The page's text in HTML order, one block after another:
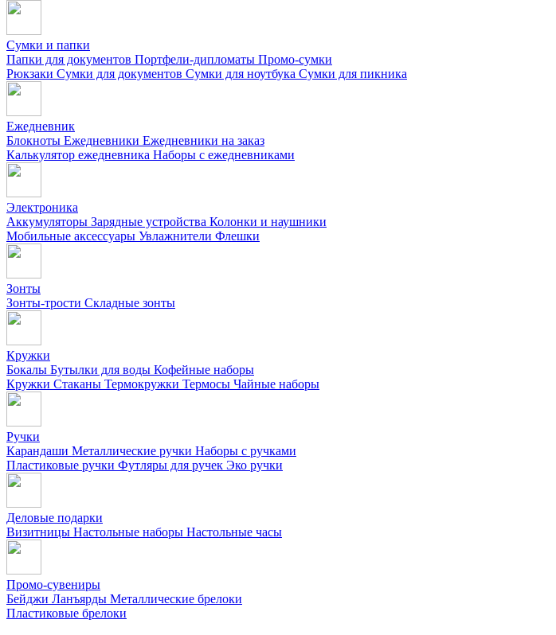
Сумки и папки
Папки для документов Портфели-дипломаты Промо-сумки
Рюкзаки Сумки для документов Сумки для ноутбука Сумки для пикника
Ежедневник
Блокноты Ежедневники Ежедневники на заказ
Калькулятор ежедневника Наборы с ежедневниками
Электроника
Аккумуляторы Зарядные устройства Колонки и наушники
Мобильные аксессуары Увлажнители Флешки
Зонты
Зонты-трости Складные зонты
Кружки
Бокалы Бутылки для воды Кофейные наборы
Кружки Стаканы Термокружки Термосы Чайные наборы
Ручки
Карандаши Металлические ручки Наборы с ручками
Пластиковые ручки Футляры для ручек Эко ручки
Деловые подарки
Визитницы Настольные наборы Настольные часы
Промо-сувениры
Бейджи Ланъярды Металлические брелоки
Пластиковые брелоки